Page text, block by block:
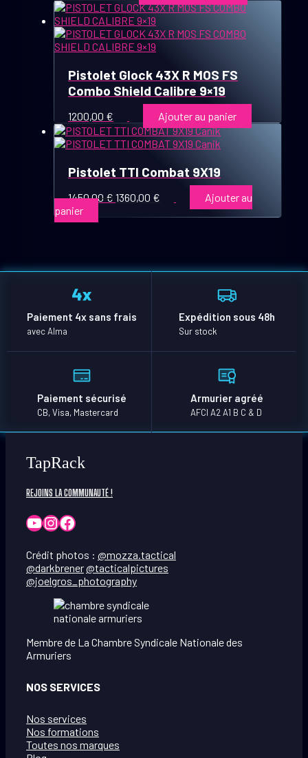
Pistolet Glock 43X R MOS FS
Combo Shield Calibre 9×19
1200,00 € Ajouter au panier
Pistolet TTI Combat 9X19
1450,00 € Le
1360,00 €
Ajouter au
panier
Paiement 4x sans frais
avec Alma
Expédition sous 48h
Sur stock
Paiement sécurisé
CB, Visa, Mastercard
Armurier agréé
AFCI A2 A1 B C & D
TapRack
REJOINS LA COMMUNAUTÉ !
YouTube
Instagram
Facebook
Crédit photos : @mozza.tactical
@darkbrener@tacticalpictures
@joelgros_photography
Membre de La Chambre Syndicale Nationale des
Armuriers
NOS SERVICES
Nos services
Nos formations
Toutes nos marques